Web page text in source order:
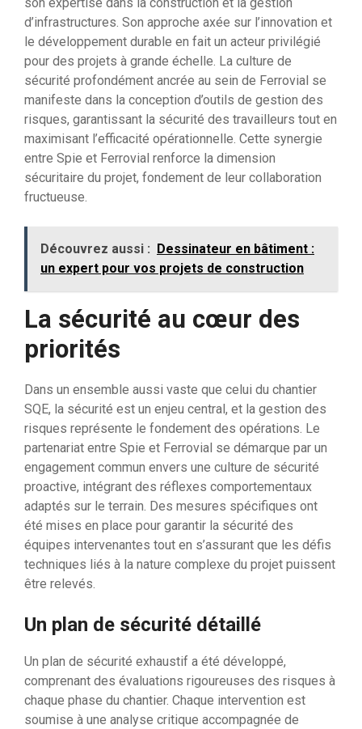
d’infrastructures. Son approche axée sur l’innovation et
le développement durable en fait un acteur privilégié
pour des projets à grande échelle. La culture de
sécurité profondément ancrée au sein de Ferrovial se
manifeste dans la conception d’outils de gestion des
risques, garantissant la sécurité des travailleurs tout en
maximisant l’efficacité opérationnelle. Cette synergie
entre Spie et Ferrovial renforce la dimension
sécuritaire du projet, fondement de leur collaboration
fructueuse.
Découvrez aussi : Dessinateur en bâtiment :
un expert pour vos projets de construction
La sécurité au cœur des
priorités
Dans un ensemble aussi vaste que celui du chantier
SQE, la sécurité est un enjeu central, et la gestion des
risques représente le fondement des opérations. Le
partenariat entre Spie et Ferrovial se démarque par un
engagement commun envers une culture de sécurité
proactive, intégrant des réflexes comportementaux
adaptés sur le terrain. Des mesures spécifiques ont
été mises en place pour garantir la sécurité des
équipes intervenantes tout en s’assurant que les défis
techniques liés à la nature complexe du projet puissent
être relevés.
Un plan de sécurité détaillé
Un plan de sécurité exhaustif a été développé,
comprenant des évaluations rigoureuses des risques à
chaque phase du chantier. Chaque intervention est
soumise à une analyse critique accompagnée de